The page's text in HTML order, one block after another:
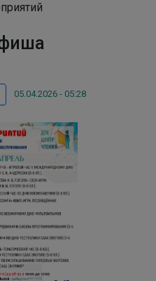
05.04.2026 - 05:28